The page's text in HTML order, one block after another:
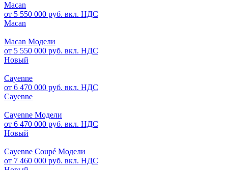
Macan
от 5 550 000 руб. вкл. НДС
Macan
Macan Модели
от 5 550 000 руб. вкл. НДС
Новый
Cayenne
от 6 470 000 руб. вкл. НДС
Cayenne
Cayenne Модели
от 6 470 000 руб. вкл. НДС
Новый
Cayenne Coupé Модели
от 7 460 000 руб. вкл. НДС